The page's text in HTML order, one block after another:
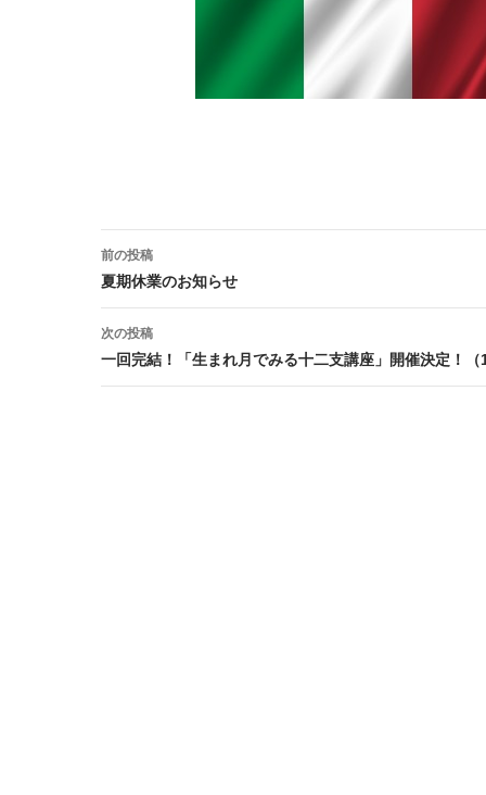
前の投稿
夏期休業のお知らせ
次の投稿
一回完結！「生まれ月でみる十二支講座」開催決定！